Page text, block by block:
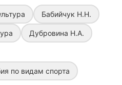
Бабийчук Н.Н.
Дубровина Н.А.
по видам спорта